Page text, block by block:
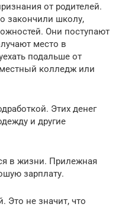
от родителей.
закончили школу,
Они поступают
место в
подальше от
местный колледж или
Этих денег
и другие
в жизни. Прилежная
зарплату.
не значит, что